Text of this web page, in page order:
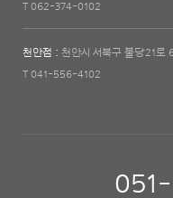
T 062-374-0102
천안점 : 천안시 서북구 불당21로
T 041-556-4102